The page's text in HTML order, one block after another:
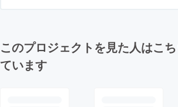
このプロジェクトを見た人はこ
ています